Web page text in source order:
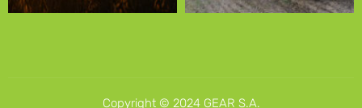
Copyright © 2024 GEAR S.A.